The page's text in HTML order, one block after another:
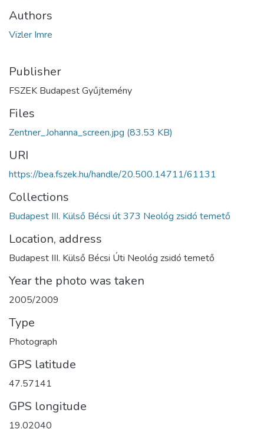
Authors
Vizler Imre
Publisher
FSZEK Budapest Gyűjtemény
Files
Zentner_Johanna_screen.jpg (83.53 KB)
URI
https://bea.fszek.hu/handle/20.500.14711/61131
Collections
Budapest III. Külső Bécsi út 373 Neológ zsidó temető
Location, address
Budapest III. Külső Bécsi Úti Neológ zsidó temető
Year the photo was taken
2005/2009
Type
Photograph
GPS latitude
47.57141
GPS longitude
19.02040